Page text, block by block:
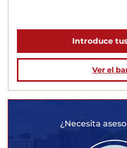
Introduce
Ver el
¿Necesita